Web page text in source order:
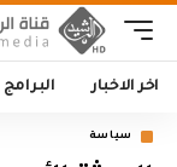
اخر الاخبار البرامج
سياسة